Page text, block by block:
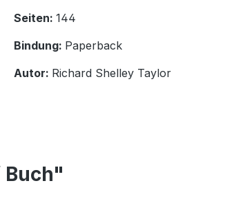
Seiten: 144
Bindung: Paperback
Autor: Richard Shelley Taylor